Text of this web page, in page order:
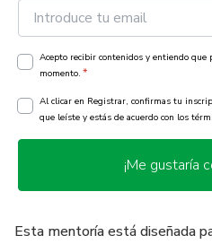
Acepto recibir contenidos y entiendo que
momento. *
Al clicar en Registrar, confirmas tu
que leíste y estás de acuerdo con los
¡Me gustaría
Esta mentoría está diseñada